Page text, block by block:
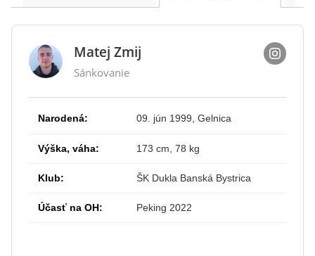
Matej Zmij
Sánkovanie
Narodená: 09. jún 1999, Gelnica
Výška, váha: 173 cm, 78 kg
Klub: ŠK Dukla Banská Bystrica
Účasť na OH: Peking 2022